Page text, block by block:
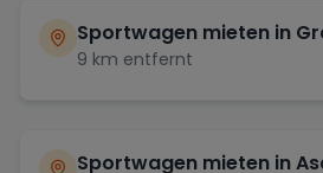
Sportwagen mieten in
9 km entfernt
Sportwagen mieten in